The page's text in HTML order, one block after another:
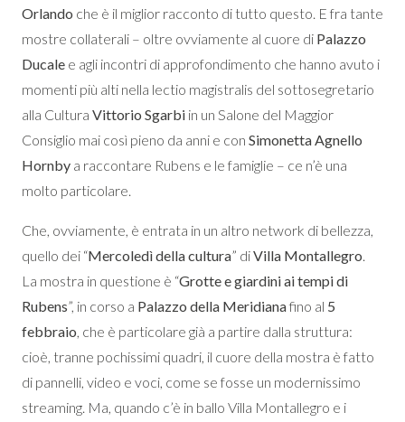
Orlando che è il miglior racconto di tutto questo. E fra tante
mostre collaterali – oltre ovviamente al cuore di Palazzo
Ducale e agli incontri di approfondimento che hanno avuto i
momenti più alti nella lectio magistralis del sottosegretario
alla Cultura Vittorio Sgarbi in un Salone del Maggior
Consiglio mai così pieno da anni e con Simonetta Agnello
Hornby a raccontare Rubens e le famiglie – ce n’è una
molto particolare.
Che, ovviamente, è entrata in un altro network di bellezza,
quello dei “Mercoledì della cultura” diVilla Montallegro
La mostra in questione è “Grotte e giardini ai tempi di
Rubens”, in corso a Palazzo della Meridianafino al 5
febbraio , che è particolare già a partire dalla struttura:
cioè, tranne pochissimi quadri, il cuore della mostra è fatto
di pannelli, video e voci, come se fosse un modernissimo
streaming. Ma, quando c’è in ballo Villa Montallegro e i